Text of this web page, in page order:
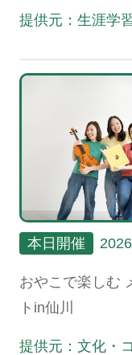
提供元：生涯学
本日開催
おやこで楽しむ
トin仙川
提供元：文化・